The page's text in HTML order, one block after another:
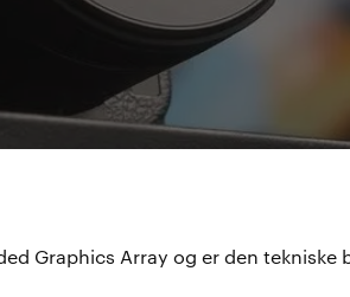
Graphics Array og er den tekniske